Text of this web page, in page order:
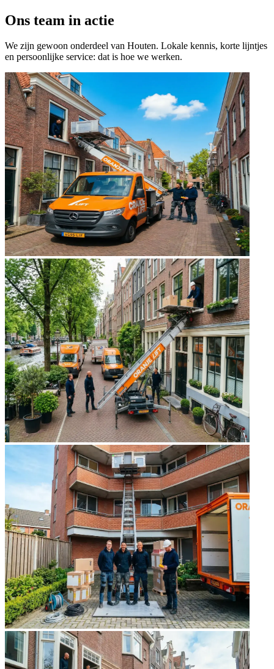
Ons team in actie
We zijn gewoon onderdeel van Houten. Lokale kennis, korte lijntjes
en persoonlijke service: dat is hoe we werken.